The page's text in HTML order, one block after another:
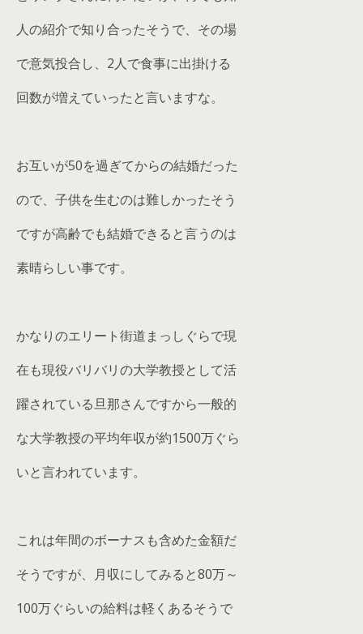
人の紹介で知り合ったそうで、その場
で意気投合し、2人で食事に出掛ける
回数が増えていったと言いますな。
お互いが50を過ぎてからの結婚だった
ので、子供を生むのは難しかったそう
ですが高齢でも結婚できると言うのは
素晴らしい事です。
かなりのエリート街道まっしぐらで現
在も現役バリバリの大学教授として活
躍されている旦那さんですから一般的
な大学教授の平均年収が約1500万ぐら
いと言われています。
これは年間のボーナスも含めた金額だ
そうですが、月収にしてみると80万～
100万ぐらいの給料は軽くあるそうで